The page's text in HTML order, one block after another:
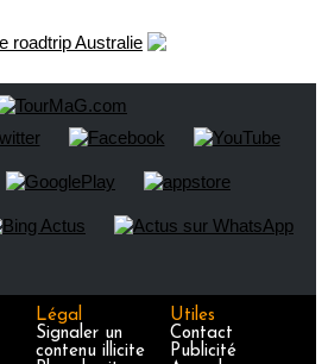
Légal
Signaler un
contenu illicite
Utiles
Contact
Publicité